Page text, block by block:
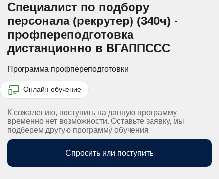
Специалист по подбору
персонала (рекрутер) (340ч) -
профпереподготовка
дистанционно в ВГАППССС
Программа профпереподготовки
Онлайн-обучение
К сожалению, поступить на данную программу
временно нет возможности. Оставьте заявку, мы
подберем другую программу обучения
Спросить или поступить